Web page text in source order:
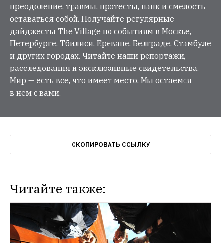
преодоление, травмы, протесты, панк и смелость
оставаться собой. Получайте регулярные
дайджесты The Village по событиям в Москве,
Петербурге, Тбилиси, Ереване, Белграде, Стамбуле
и других городах. Читайте наши репортажи,
расследования и эксклюзивные свидетельства.
Мир — есть все, что имеет место. Мы остаемся
в нем с вами.
СКОПИРОВАТЬ ССЫЛКУ
Читайте также: